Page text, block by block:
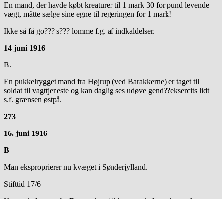
En mand, der havde købt kreaturer til 1 mark 30 for pund levende
vægt, måtte sælge sine egne til regeringen for 1 mark!
Ikke så få go??? s??? lomme f.g. af indkaldelser.
14 juni 1916
B.
En pukkelrygget mand fra Højrup (ved Barakkerne) er taget til
soldat til vagttjeneste og kan daglig ses udøve gend??eksercits lidt
s.f. grænsen østpå.
273
16. juni 1916
B
Man eksproprierer nu kvæget i Sønderjylland.
Stifttid 17/6